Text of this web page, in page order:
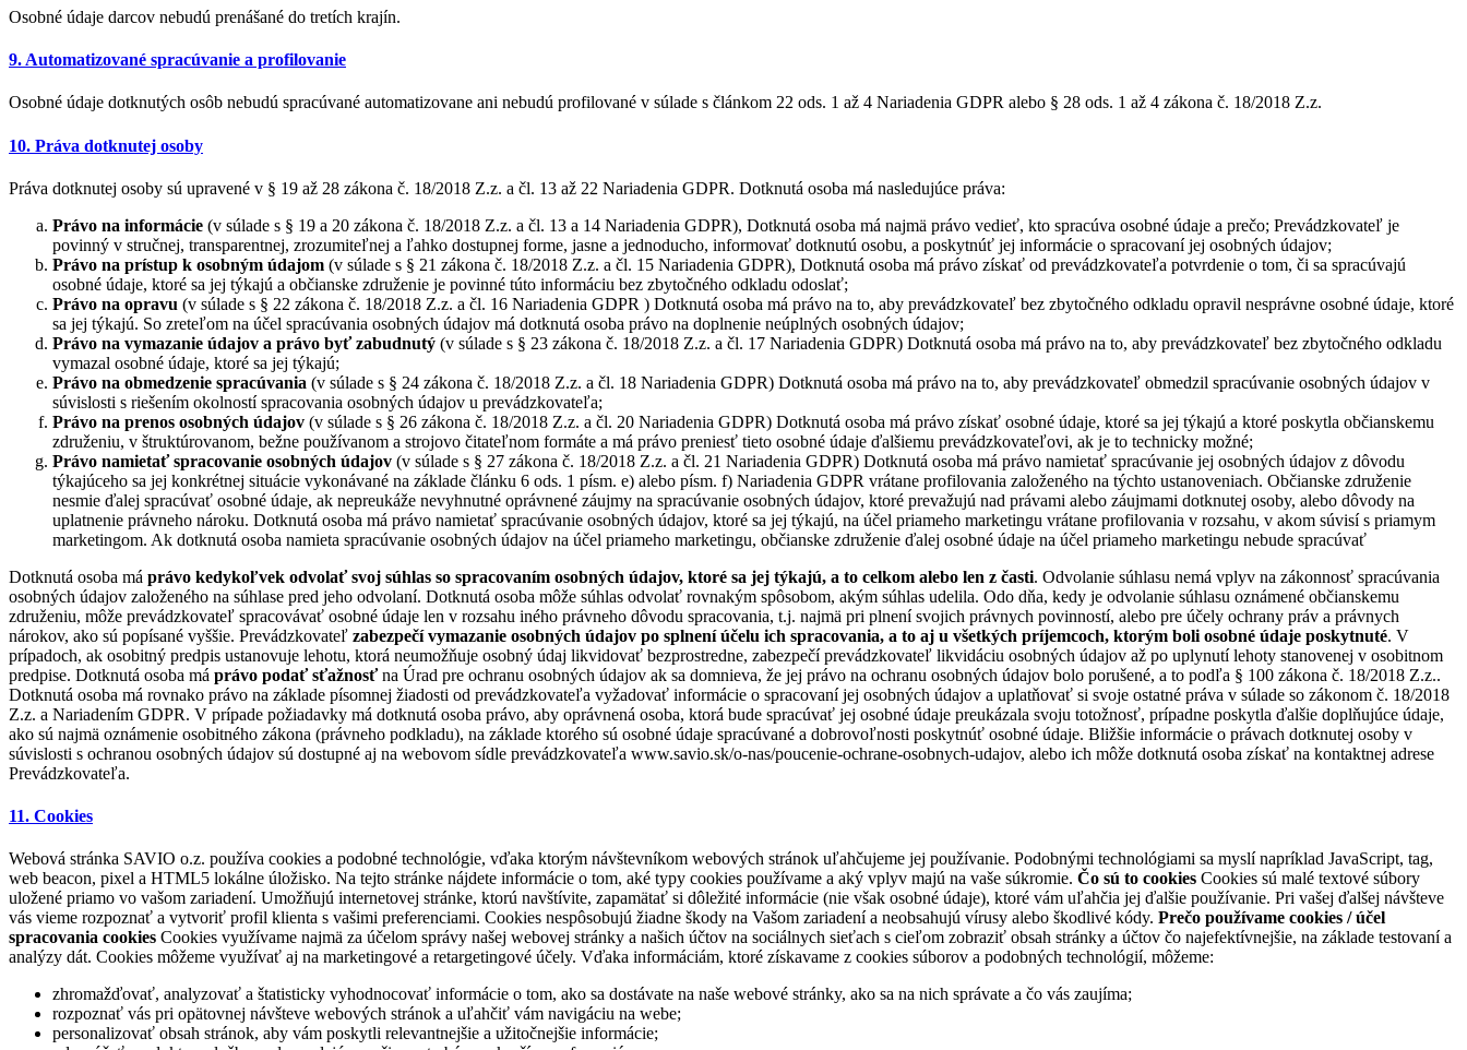
Osobné údaje darcov nebudú prenášané do tretích krajín.
9. Automatizované spracúvanie a profilovanie
Osobné údaje dotknutých osôb nebudú spracúvané automatizovane ani nebudú profilované v súlade s článkom 22 ods. 1 až 4 Nariadenia GDPR alebo § 28 ods. 1 až 4 zákona č. 18/2018 Z.z.
10. Práva dotknutej osoby
Práva dotknutej osoby sú upravené v § 19 až 28 zákona č. 18/2018 Z.z. a čl. 13 až 22 Nariadenia GDPR. Dotknutá osoba má nasledujúce práva:
Právo na informácie (v súlade s § 19 a 20 zákona č. 18/2018 Z.z. a čl. 13 a 14 Nariadenia GDPR), Dotknutá osoba má najmä právo vedieť, kto spracúva osobné údaje a prečo; Prevádzkovateľ je
povinný v stručnej, transparentnej, zrozumiteľnej a ľahko dostupnej forme, jasne a jednoducho, informovať dotknutú osobu, a poskytnúť jej informácie o spracovaní jej osobných údajov;
Právo na prístup k osobným údajom (v súlade s § 21 zákona č. 18/2018 Z.z. a čl. 15 Nariadenia GDPR), Dotknutá osoba má právo získať od prevádzkovateľa potvrdenie o tom, či sa spracúvajú
osobné údaje, ktoré sa jej týkajú a občianske združenie je povinné túto informáciu bez zbytočného odkladu odoslať;
Právo na opravu (v súlade s § 22 zákona č. 18/2018 Z.z. a čl. 16 Nariadenia GDPR ) Dotknutá osoba má právo na to, aby prevádzkovateľ bez zbytočného odkladu opravil nesprávne osobné údaje, ktoré
sa jej týkajú. So zreteľom na účel spracúvania osobných údajov má dotknutá osoba právo na doplnenie neúplných osobných údajov;
Právo na vymazanie údajov a právo byť zabudnutý (v súlade s § 23 zákona č. 18/2018 Z.z. a čl. 17 Nariadenia GDPR) Dotknutá osoba má právo na to, aby prevádzkovateľ bez zbytočného odkladu
vymazal osobné údaje, ktoré sa jej týkajú;
Právo na obmedzenie spracúvania (v súlade s § 24 zákona č. 18/2018 Z.z. a čl. 18 Nariadenia GDPR) Dotknutá osoba má právo na to, aby prevádzkovateľ obmedzil spracúvanie osobných údajov v
súvislosti s riešením okolností spracovania osobných údajov u prevádzkovateľa;
Právo na prenos osobných údajov (v súlade s § 26 zákona č. 18/2018 Z.z. a čl. 20 Nariadenia GDPR) Dotknutá osoba má právo získať osobné údaje, ktoré sa jej týkajú a ktoré poskytla občianskemu
združeniu, v štruktúrovanom, bežne používanom a strojovo čitateľnom formáte a má právo preniesť tieto osobné údaje ďalšiemu prevádzkovateľovi, ak je to technicky možné;
Právo namietať spracovanie osobných údajov (v súlade s § 27 zákona č. 18/2018 Z.z. a čl. 21 Nariadenia GDPR) Dotknutá osoba má právo namietať spracúvanie jej osobných údajov z dôvodu
týkajúceho sa jej konkrétnej situácie vykonávané na základe článku 6 ods. 1 písm. e) alebo písm. f) Nariadenia GDPR vrátane profilovania založeného na týchto ustanoveniach. Občianske združenie
nesmie ďalej spracúvať osobné údaje, ak nepreukáže nevyhnutné oprávnené záujmy na spracúvanie osobných údajov, ktoré prevažujú nad právami alebo záujmami dotknutej osoby, alebo dôvody na
uplatnenie právneho nároku. Dotknutá osoba má právo namietať spracúvanie osobných údajov, ktoré sa jej týkajú, na účel priameho marketingu vrátane profilovania v rozsahu, v akom súvisí s priamym
marketingom. Ak dotknutá osoba namieta spracúvanie osobných údajov na účel priameho marketingu, občianske združenie ďalej osobné údaje na účel priameho marketingu nebude spracúvať
Dotknutá osoba má právo kedykoľvek odvolať svoj súhlas so spracovaním osobných údajov, ktoré sa jej týkajú, a to celkom alebo len z časti. Odvolanie súhlasu nemá vplyv na zákonnosť spracúvania
osobných údajov založeného na súhlase pred jeho odvolaní. Dotknutá osoba môže súhlas odvolať rovnakým spôsobom, akým súhlas udelila. Odo dňa, kedy je odvolanie súhlasu oznámené občianskemu
združeniu, môže prevádzkovateľ spracovávať osobné údaje len v rozsahu iného právneho dôvodu spracovania, t.j. najmä pri plnení svojich právnych povinností, alebo pre účely ochrany práv a právnych
nárokov, ako sú popísané vyššie. Prevádzkovateľ zabezpečí vymazanie osobných údajov po splnení účelu ich spracovania, a to aj u všetkých príjemcoch, ktorým boli osobné údaje poskytnuté. V
prípadoch, ak osobitný predpis ustanovuje lehotu, ktorá neumožňuje osobný údaj likvidovať bezprostredne, zabezpečí prevádzkovateľ likvidáciu osobných údajov až po uplynutí lehoty stanovenej v osobitnom
predpise. Dotknutá osoba má právo podať sťažnosťna Úrad pre ochranu osobných údajov ak sa domnieva, že jej právo na ochranu osobných údajov bolo porušené, a to podľa § 100 zákona č. 18/2018 Z.z..
Dotknutá osoba má rovnako právo na základe písomnej žiadosti od prevádzkovateľa vyžadovať informácie o spracovaní jej osobných údajov a uplatňovať si svoje ostatné práva v súlade so zákonom č. 18/2018
Z.z. a Nariadením GDPR. V prípade požiadavky má dotknutá osoba právo, aby oprávnená osoba, ktorá bude spracúvať jej osobné údaje preukázala svoju totožnosť, prípadne poskytla ďalšie doplňujúce údaje,
ako sú najmä oznámenie osobitného zákona (právneho podkladu), na základe ktorého sú osobné údaje spracúvané a dobrovoľnosti poskytnúť osobné údaje. Bližšie informácie o právach dotknutej osoby v
súvislosti s ochranou osobných údajov sú dostupné aj na webovom sídle prevádzkovateľa www.savio.sk/o-nas/poucenie-ochrane-osobnych-udajov, alebo ich môže dotknutá osoba získať na kontaktnej adrese
Prevádzkovateľa.
11. Cookies
Webová stránka SAVIO o.z. používa cookies a podobné technológie, vďaka ktorým návštevníkom webových stránok uľahčujeme jej používanie. Podobnými technológiami sa myslí napríklad JavaScript, tag,
web beacon, pixel a HTML5 lokálne úložisko. Na tejto stránke nájdete informácie o tom, aké typy cookies používame a aký vplyv majú na vaše súkromie. Čo sú to cookies Cookies sú malé textové súbory
uložené priamo vo vašom zariadení. Umožňujú internetovej stránke, ktorú navštívite, zapamätať si dôležité informácie (nie však osobné údaje), ktoré vám uľahčia jej ďalšie používanie. Pri vašej ďalšej návšteve
vás vieme rozpoznať a vytvoriť profil klienta s vašimi preferenciami. Cookies nespôsobujú žiadne škody na Vašom zariadení a neobsahujú vírusy alebo škodlivé kódy. Prečo používame cookies / účel
spracovania cookies Cookies využívame najmä za účelom správy našej webovej stránky a našich účtov na sociálnych sieťach s cieľom zobraziť obsah stránky a účtov čo najefektívnejšie, na základe testovaní a
analýzy dát. Cookies môžeme využívať aj na marketingové a retargetingové účely. Vďaka informáciám, ktoré získavame z cookies súborov a podobných technológií, môžeme:
zhromažďovať, analyzovať a štatisticky vyhodnocovať informácie o tom, ako sa dostávate na naše webové stránky, ako sa na nich správate a čo vás zaujíma;
rozpoznať vás pri opätovnej návšteve webových stránok a uľahčiť vám navigáciu na webe;
personalizovať obsah stránok, aby vám poskytli relevantnejšie a užitočnejšie informácie;